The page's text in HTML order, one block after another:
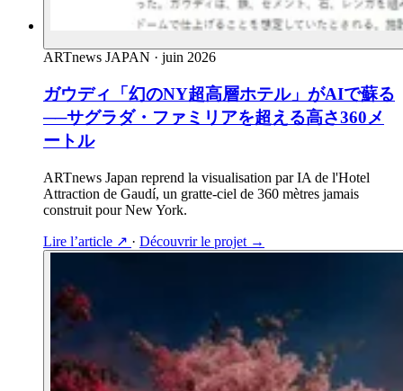
ARTnews JAPAN · juin 2026
ガウディ「幻のNY超高層ホテル」がAIで蘇る
──サグラダ・ファミリアを超える高さ360メ
ートル
ARTnews Japan reprend la visualisation par IA de l'Hotel
Attraction de Gaudí, un gratte-ciel de 360 mètres jamais
construit pour New York.
Lire l’article ↗ · Découvrir le projet →